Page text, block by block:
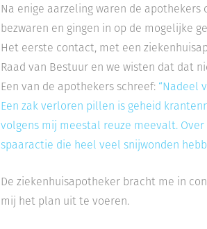
Na enige aarzeling waren de
bezwaren en gingen in op de mogelijke
Het eerste contact, met een
Raad van Bestuur en we wisten dat dat
Een van de apothekers schreef: “Nadeel
Een zak verloren pillen is geheid
volgens mij meestal reuze meevalt.
spaaractie die heel veel snijwonden
De ziekenhuisapotheker bracht me in
mij het plan uit te voeren.